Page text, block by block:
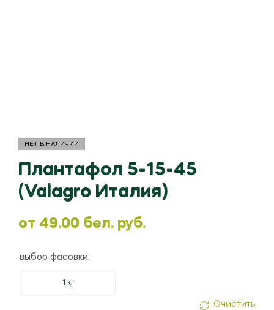
НЕТ В НАЛИЧИИ
Плантафол 5-15-45
(Valagro Италия)
oт 49.00 бел. руб.
выбор фасовки:
1 кг
Очистить